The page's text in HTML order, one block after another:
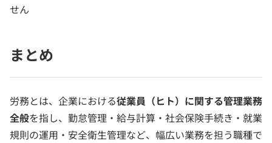
せん
まとめ
労務とは、企業における従業員（ヒト）に関する管理業務
全般を指し、勤怠管理・給与計算・社会保険手続き・就業
規則の運用・安全衛生管理など、幅広い業務を担う職種で